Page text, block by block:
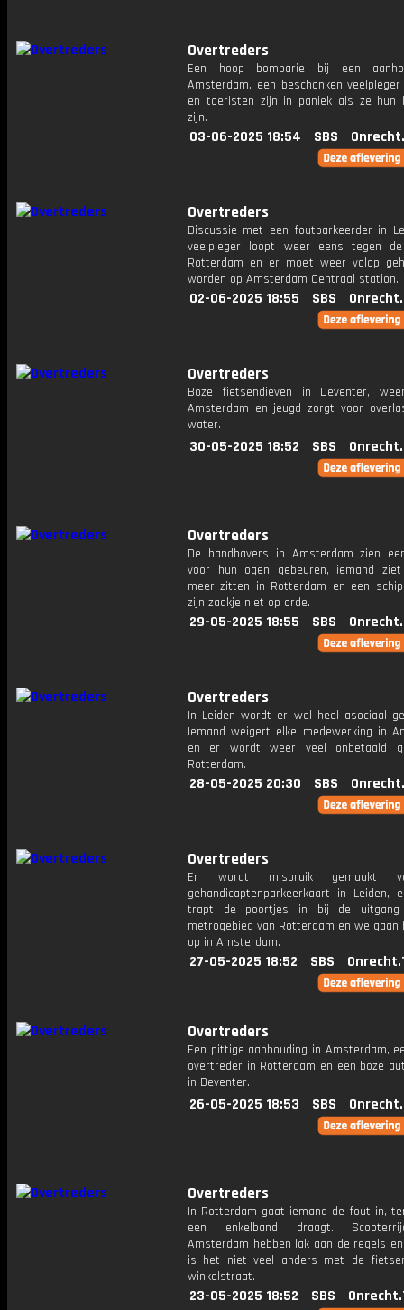
Overtreders
Een hoop bombarie bij een
Amsterdam, een beschonken
en toeristen zijn in paniek als ze hun
zijn.
03-06-2025 18:54 SBS
Overtreders
Discussie met een foutparkeerder in
veelpleger loopt weer eens tegen
Rotterdam en er moet weer volop
worden op Amsterdam Centraal station.
02-06-2025 18:55 SBS
Overtreders
Boze fietsendieven in Deventer,
Amsterdam en jeugd zorgt voor
water.
30-05-2025 18:52 SBS
Overtreders
De handhavers in Amsterdam zien
voor hun ogen gebeuren, iemand
meer zitten in Rotterdam en een
zijn zaakje niet op orde.
29-05-2025 18:55 SBS
Overtreders
In Leiden wordt er wel heel asociaal
Iemand weigert elke medewerking in
en er wordt weer veel onbetaald
Rotterdam.
28-05-2025 20:30 SBS
Overtreders
Er wordt misbruik gemaakt
gehandicaptenparkeerkaart in Leiden,
trapt de poortjes in bij de
metrogebied van Rotterdam en we
op in Amsterdam.
27-05-2025 18:52 SBS
Overtreders
Een pittige aanhouding in Amsterdam,
overtreder in Rotterdam en een boze
in Deventer.
26-05-2025 18:53 SBS
Overtreders
In Rotterdam gaat iemand de fout in,
een enkelband draagt.
Amsterdam hebben lak aan de regels
is het niet veel anders met de
winkelstraat.
23-05-2025 18:52 SBS